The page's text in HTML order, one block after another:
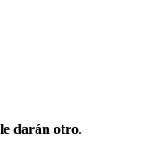
darán otro.